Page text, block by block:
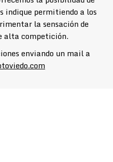
indique permitiendo a los
la sensación de
alta competición.
enviando un mail a